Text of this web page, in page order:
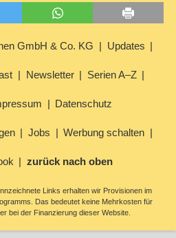
GmbH & Co. KG Updates
Newsletter Serien A–Z
Datenschutz
Jobs Werbung schalten
zurück nach oben
Links erhalten wir Provisionen im
Das bedeutet keine Mehrkosten für
bei der Finanzierung dieser Website.